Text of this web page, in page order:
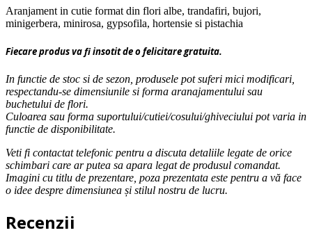
Aranjament in cutie format din flori albe, trandafiri, bujori,
minigerbera, minirosa, gypsofila, hortensie si pistachia
Fiecare produs va fi insotit de o felicitare gratuita.
In functie de stoc si de sezon, produsele pot suferi mici modificari,
respectandu-se dimensiunile si forma aranajamentului sau
buchetului de flori.
Culoarea sau forma suportului/cutiei/cosului/ghiveciului pot varia in
functie de disponibilitate.
Veti fi contactat telefonic pentru a discuta detaliile legate de orice
schimbari care ar putea sa apara legat de produsul comandat.
Imagini cu titlu de prezentare, poza prezentata este pentru a vă face
o idee despre dimensiunea și stilul nostru de lucru.
Recenzii